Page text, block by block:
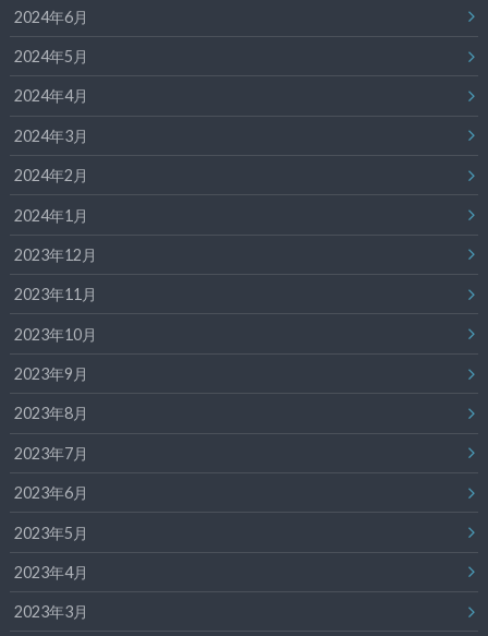
2024年6月
2024年5月
2024年4月
2024年3月
2024年2月
2024年1月
2023年12月
2023年11月
2023年10月
2023年9月
2023年8月
2023年7月
2023年6月
2023年5月
2023年4月
2023年3月